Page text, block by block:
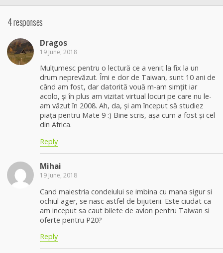
4 responses
Dragos
19 June, 2018
Mulțumesc pentru o lectură ce a venit la fix la un
drum neprevăzut. Îmi e dor de Taiwan, sunt 10 ani de
când am fost, dar datorită vouă m-am simțit iar
acolo, și în plus am vizitat virtual locuri pe care nu le-
am văzut în 2008. Ah, da, și am început să studiez
piața pentru Mate 9 :) Bine scris, așa cum a fost și cel
din Africa.
Reply
Mihai
19 June, 2018
Cand maiestria condeiului se imbina cu mana sigur si
ochiul ager, se nasc astfel de bijuterii. Este ciudat ca
am inceput sa caut bilete de avion pentru Taiwan si
oferte pentru P20?
Reply